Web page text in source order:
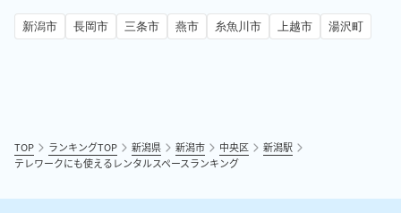
新潟市 長岡市 三条市 燕市 糸魚川市 上越市 湯沢町
TOP ランキングTOP 新潟県 新潟市 中央区
新潟駅
テレワークにも使えるレンタルスペースランキング